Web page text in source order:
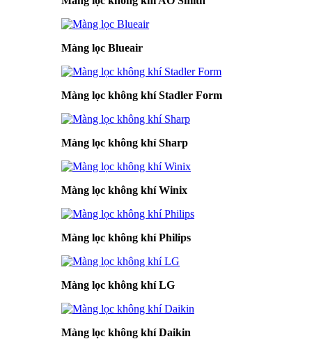
Màng lọc Blueair
Màng lọc không khí Stadler Form
Màng lọc không khí Sharp
Màng lọc không khí Winix
Màng lọc không khí Philips
Màng lọc không khí LG
Màng lọc không khí Daikin